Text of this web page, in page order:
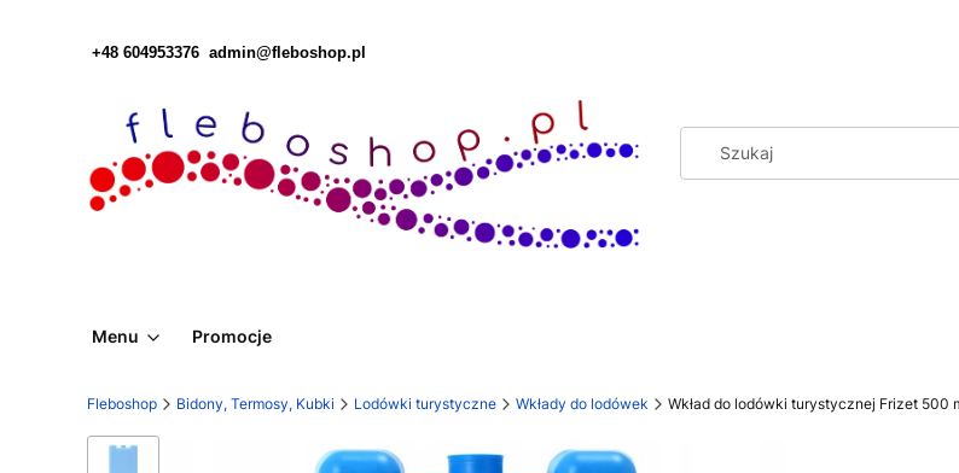
+48 604953376 admin@fleboshop.pl
Menu Promocje
Fleboshop Bidony, Termosy, Kubki Lodówki turystyczne Wkłady do lodówek Wkład do lodówki turystycznej Frizet 500